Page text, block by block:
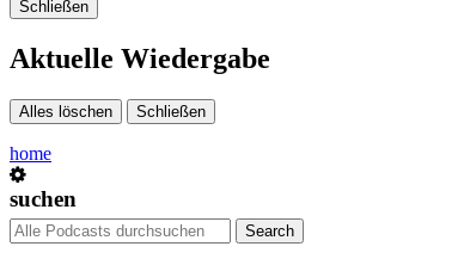
Schließen
Aktuelle Wiedergabe
Alles löschen Schließen
home
suchen